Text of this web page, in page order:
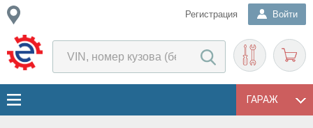
Регистрация Войти
ГАРАЖ